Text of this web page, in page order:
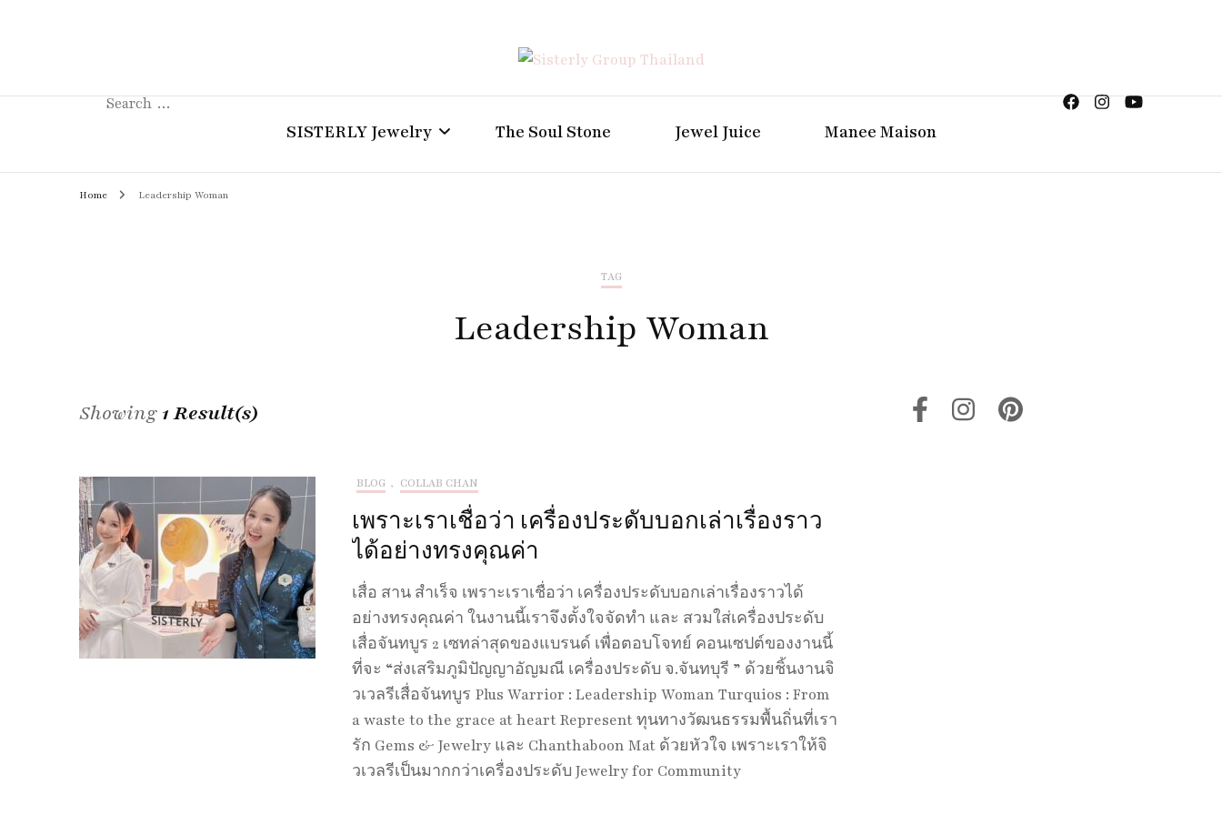
Search
Positive Power Jewelry แหวนแต่งงาน เครื่องประดับผู้หญิง จิวเวลรี จันทบุรี
SISTERLY Jewelry The Soul Stone Jewel Juice Manee Maison
Home Leadership Woman
TAG
Leadership Woman
Showing 1 Result(s)
BLOG , COLLAB CHAN
เพราะเราเชื่อว่า เครื่องประดับบอกเล่าเรื่องราว
ได้อย่างทรงคุณค่า
เสื่อ สาน สำเร็จ เพราะเราเชื่อว่า เครื่องประดับบอกเล่าเรื่องราวได้
อย่างทรงคุณค่า ในงานนี้เราจึงตั้งใจจัดทำ และ สวมใส่เครื่องประดับ
เสื่อจันทบูร 2 เซทล่าสุดของแบรนด์ เพื่อตอบโจทย์ คอนเซปต์ของงานนี้
ที่จะ “ส่งเสริมภูมิปัญญาอัญมณี เครื่องประดับ จ.จันทบุรี ” ด้วยชิ้นงานจิ
วเวลรีเสื่อจันทบูร Plus Warrior : Leadership Woman Turquios : From
a waste to the grace at heart Represent ทุนทางวัฒนธรรมพื้นถิ่นที่เรา
รัก Gems & Jewelry และ Chanthaboon Mat ด้วยหัวใจ เพราะเราให้จิ
วเวลรีเป็นมากกว่าเครื่องประดับ Jewelry for Community